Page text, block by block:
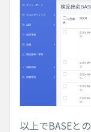
以上でBASEと